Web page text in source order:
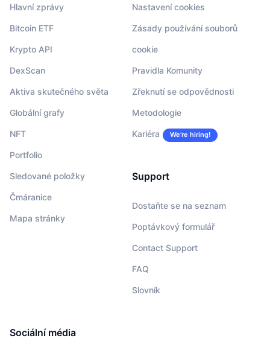
Hlavní zprávy
Bitcoin ETF
Krypto API
DexScan
Aktiva skutečného světa
Globální grafy
NFT
Portfolio
Sledované položky
Čmáranice
Mapa stránky
Nastavení cookies
Zásady používání souborů
cookie
Pravidla Komunity
Zřeknutí se odpovědnosti
Metodologie
Kariéra We’re hiring!
Support
Dostaňte se na seznam
Poptávkový formulář
Contact Support
FAQ
Slovník
Sociální média